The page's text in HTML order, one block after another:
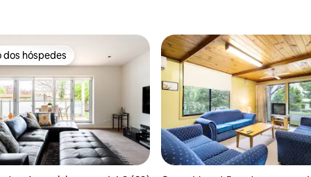
dos hóspedes
dos hóspedes